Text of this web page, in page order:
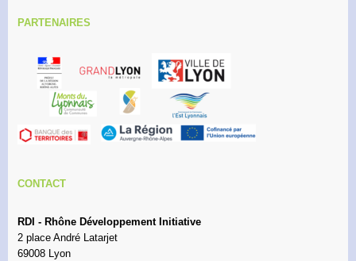
PARTENAIRES
CONTACT
RDI - Rhône Développement Initiative
2 place André Latarjet
69008 Lyon